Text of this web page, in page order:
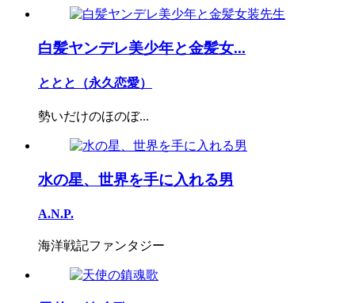
白髪ヤンデレ美少年と金髪女...
ととと（永久恋愛）
勢いだけのほのぼ...
水の星、世界を手に入れる男
A.N.P.
海洋戦記ファンタジー